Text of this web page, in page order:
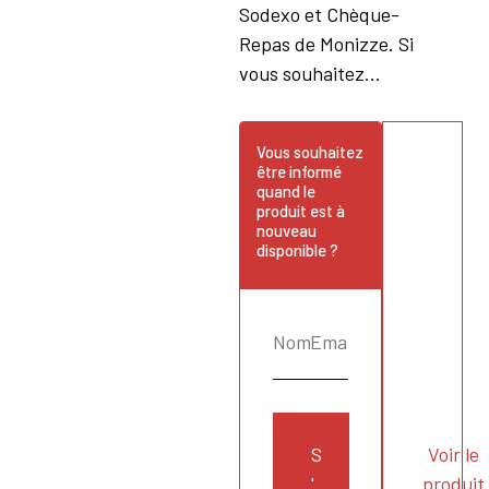
Sodexo et Chèque-
Repas de Monizze. Si
vous souhaitez...
Vous souhaitez
être informé
quand le
produit est à
nouveau
disponible ?
S
'
Voir le
produit